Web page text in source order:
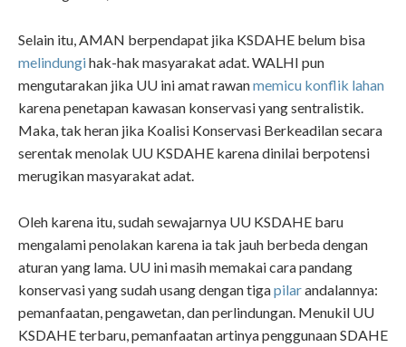
Selain itu, AMAN berpendapat jika KSDAHE belum bisa
melindungihak-hak masyarakat adat. WALHI pun
mengutarakan jika UU ini amat rawanmemicu konflik lahan
karena penetapan kawasan konservasi yang sentralistik.
Maka, tak heran jika Koalisi Konservasi Berkeadilan secara
serentak menolak UU KSDAHE karena dinilai berpotensi
merugikan masyarakat adat.
Oleh karena itu, sudah sewajarnya UU KSDAHE baru
mengalami penolakan karena ia tak jauh berbeda dengan
aturan yang lama. UU ini masih memakai cara pandang
konservasi yang sudah usang dengan tigapilarandalannya:
pemanfaatan, pengawetan, dan perlindungan. Menukil UU
KSDAHE terbaru, pemanfaatan artinya penggunaan SDAHE